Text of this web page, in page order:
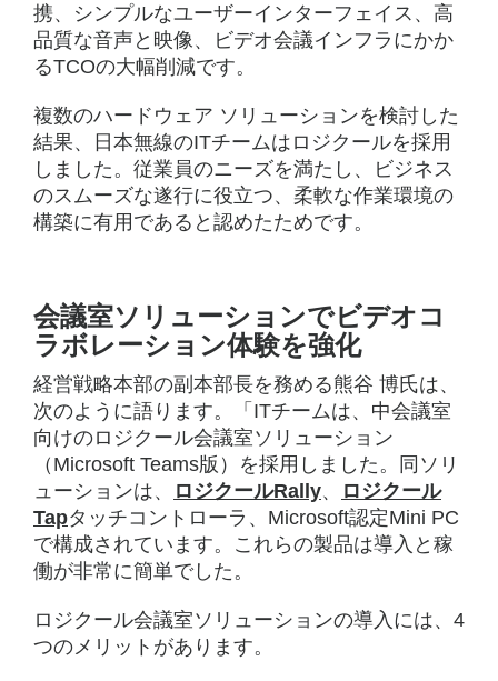
携、シンプルなユーザーインターフェイス、高
品質な音声と映像、ビデオ会議インフラにかか
るTCOの大幅削減です。
複数のハードウェア ソリューションを検討した
結果、日本無線のITチームはロジクールを採用
しました。従業員のニーズを満たし、ビジネス
のスムーズな遂行に役立つ、柔軟な作業環境の
構築に有用であると認めたためです。
会議室ソリューションでビデオコ
ラボレーション体験を強化
経営戦略本部の副本部長を務める熊谷 博氏は、
次のように語ります。「ITチームは、中会議室
向けのロジクール会議室ソリューション
（Microsoft Teams版）を採用しました。同ソリ
ューションは、
ロジクールRally、
ロジクール
Tapタッチコントローラ、Microsoft認定Mini PC
で構成されています。これらの製品は導入と稼
働が非常に簡単でした。
ロジクール会議室ソリューションの導入には、4
つのメリットがあります。